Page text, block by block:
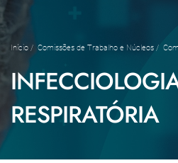
Início / Comissões de Trabalho e Núcleos /
RESPIRATÓRIA